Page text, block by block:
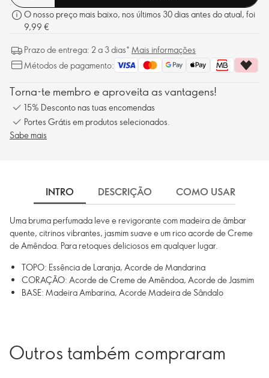
O nosso preço mais baixo, nos últimos 30 dias antes do atual, foi
9,99 €
Prazo de entrega: 2 a 3 dias* Mais informações
Métodos de pagamento:
Torna-te membro e aproveita as vantagens!
15% Desconto nas tuas encomendas
Portes Grátis em produtos selecionados.
Sabe mais
INTRO DESCRIÇÃO COMO USAR
Uma bruma perfumada leve e revigorante com madeira de âmbar
quente, citrinos vibrantes, jasmim suave e um rico acorde de Creme
de Amêndoa. Para retoques deliciosos em qualquer lugar.
TOPO: Essência de Laranja, Acorde de Mandarina
CORAÇÃO: Acorde de Creme de Amêndoa, Acorde de Jasmim
BASE: Madeira Ambarina, Acorde Madeira de Sândalo
Outros também compraram